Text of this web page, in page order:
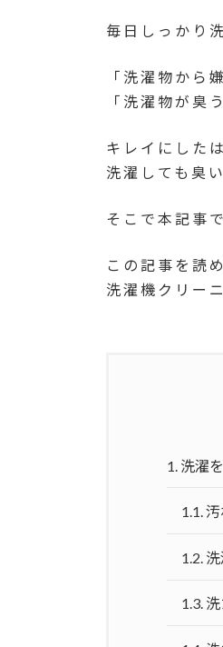
毎日しっかり
「洗濯物から
「洗濯物が臭
キレイにした
洗濯しても臭
そこで本記事
この記事を読
洗濯機クリー
1. 洗濯
1.1.
1.2.
1.3.